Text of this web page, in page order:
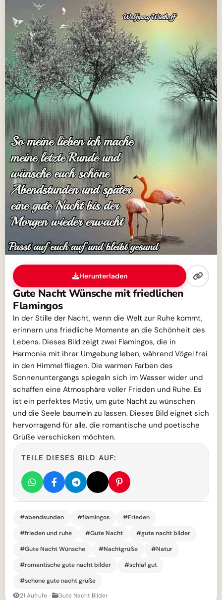
Herunterladen
Gute Nacht Wünsche mit friedlichen
Flamingos
In der Stille der Nacht, wenn die Welt zur Ruhe kommt,
erinnern uns friedliche Momente an die Schönheit des
Lebens. Dieses Bild zeigt zwei Flamingos, die in
Harmonie mit ihrer Umgebung leben, während Vögel frei
in den Himmel fliegen. Die warmen Farben des
Sonnenuntergangs spiegeln sich im Wasser wider und
schaffen eine Atmosphäre voller Frieden und Ruhe. Es
ist ein perfektes Motiv, um gute Nacht zu wünschen
und die Seele baumeln zu lassen. Dieses Bild eignet sich
hervorragend für alle, die romantische und poetische
Grüße verschicken möchten.
TEILE DIESES BILD AUF:
#abendsunden #flamingos
#Frieden
#frieden und ruhe
#Gute Nacht
#gute nacht bilder
#Gute Nacht Wünsche
#Nachtgrüße
#Natur
#romantische gute nacht bilder
#schlaf gut
#schöne gute nacht grüße
21 Aufrufe · Gute Nacht Bilder